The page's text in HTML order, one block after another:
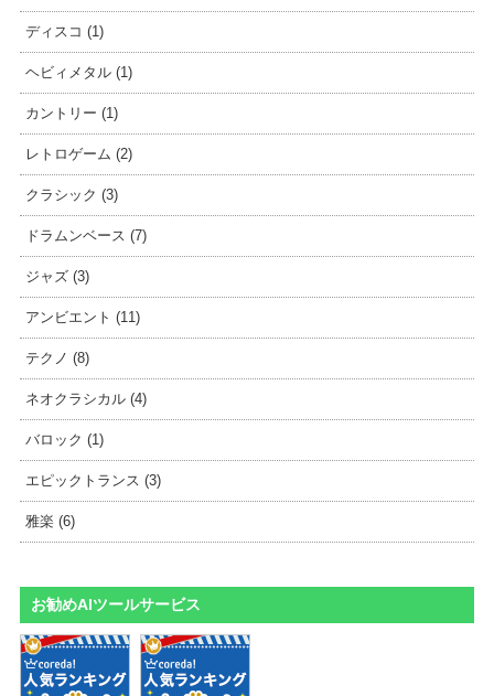
ディスコ (1)
ヘビィメタル (1)
カントリー (1)
レトロゲーム (2)
クラシック (3)
ドラムンベース (7)
ジャズ (3)
アンビエント (11)
テクノ (8)
ネオクラシカル (4)
バロック (1)
エピックトランス (3)
雅楽 (6)
お勧めAIツールサービス